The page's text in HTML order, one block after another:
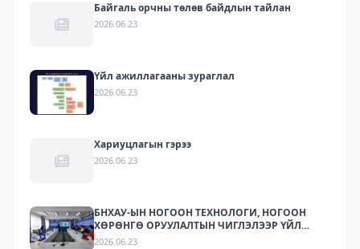
Байгаль орчны төлөв байдлын тайлан
2026.06.23
Үйл ажиллагааны зураглал
2026.06.23
Хариуцлагын гэрээ
2026.06.23
БНХАУ-ЫН НОГООН ТЕХНОЛОГИ, НОГООН
ХӨРӨНГӨ ОРУУЛАЛТЫН ЧИГЛЭЛЭЭР ҮЙЛ
АЖИЛЛАГАА ЯВУУЛДАГ ЛАРИТЕК ХХК-ЫН
2026.06.23